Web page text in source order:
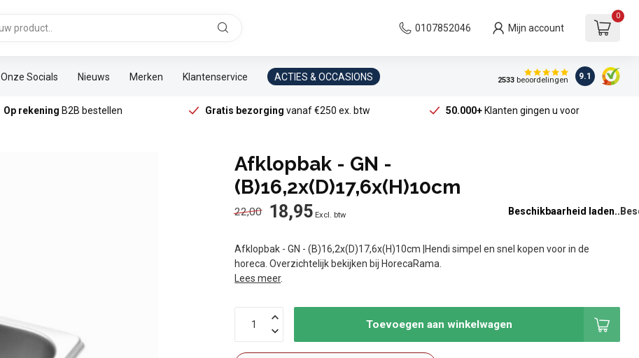
0107852046 Mijn account
0
Onze Socials Nieuws Merken Klantenservice ACTIES & OCCASIONS 2533beoordelingen 9.1
Op rekening B2B bestellen Gratis bezorging vanaf €250 ex. btw 50.000+Klanten gingen u voor
Afklopbak - GN -
(B)16,2x(D)17,6x(H)10cm
22,00 18,95 Excl. btw Beschikbaarheid laden..
Afklopbak - GN - (B)16,2x(D)17,6x(H)10cm |Hendi simpel en snel kopen voor in de
horeca. Overzichtelijk bekijken bij HorecaRama.
Lees meer.
Toevoegen aan winkelwagen